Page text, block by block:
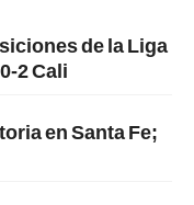
de la Liga
2 Cali
en Santa Fe;